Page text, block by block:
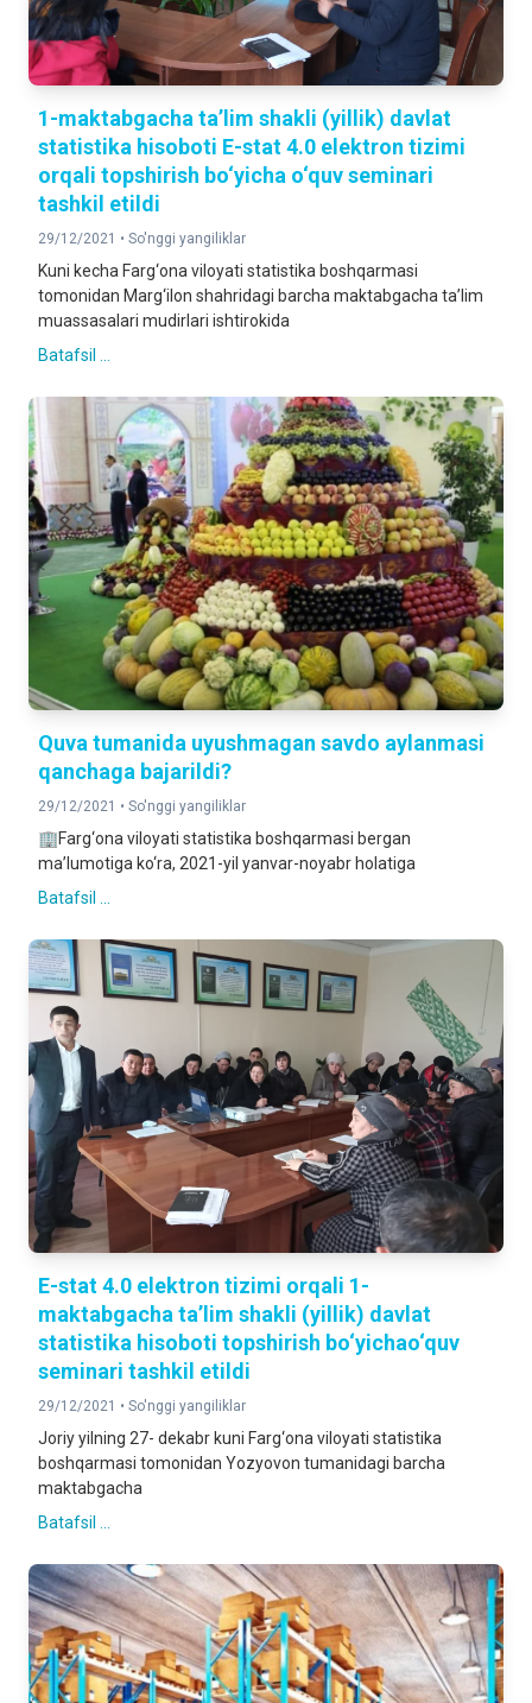
1-maktabgacha ta’lim shakli (yillik) davlat
statistika hisoboti E-stat 4.0 elektron tizimi
orqali topshirish bo‘yicha o‘quv seminari
tashkil etildi
29/12/2021 • So'nggi yangiliklar
Kuni kecha Farg‘ona viloyati statistika boshqarmasi
tomonidan Marg‘ilon shahridagi barcha maktabgacha ta’lim
muassasalari mudirlari ishtirokida
Batafsil ...
Quva tumanida uyushmagan savdo aylanmasi
qanchaga bajarildi?
29/12/2021 • So'nggi yangiliklar
🏢Farg‘ona viloyati statistika boshqarmasi bergan
ma’lumotiga ko‘ra, 2021-yil yanvar-noyabr holatiga
Batafsil ...
E-stat 4.0 elektron tizimi orqali 1-
maktabgacha ta’lim shakli (yillik) davlat
statistika hisoboti topshirish bo‘yichao‘quv
seminari tashkil etildi
29/12/2021 • So'nggi yangiliklar
Joriy yilning 27- dekabr kuni Farg‘ona viloyati statistika
boshqarmasi tomonidan Yozyovon tumanidagi barcha
maktabgacha
Batafsil ...